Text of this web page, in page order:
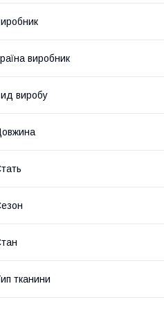
виробник
виробу
тканини